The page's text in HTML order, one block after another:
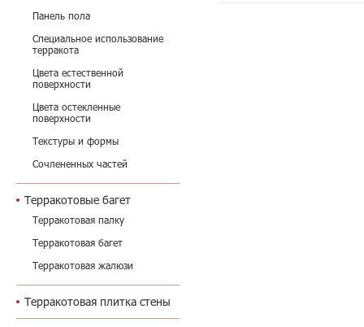
Панель пола
Специальное использование
терракота
Цвета естественной
поверхности
Цвета остекленные
поверхности
Текстуры и формы
Сочлененных частей
Терракотовые багет
Терракотовая палку
Терракотовая багет
Терракотовая жалюзи
Терракотовая плитка стены